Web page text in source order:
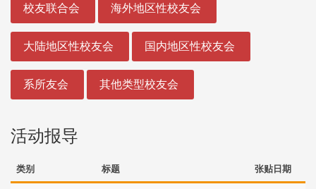
校友联合会 海外地区性校友会
大陆地区性校友会 国内地区性校友会
系所友会 其他类型校友会
活动报导
类别 标题 张贴日期